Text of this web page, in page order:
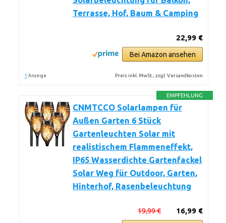
Terrasse, Hof, Baum & Camping
22,99 €
Bei Amazon ansehen
* Anzeige Preis inkl. MwSt., zzgl. Versandkosten
EMPFEHLUNG
CNMTCCO Solarlampen für
Außen Garten 6 Stück
Gartenleuchten Solar mit
realistischem Flammeneffekt,
IP65 Wasserdichte Gartenfackel
Solar Weg für Outdoor, Garten,
Hinterhof, Rasenbeleuchtung
16,99 €
19,99 €